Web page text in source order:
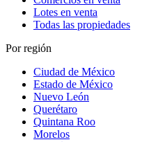
Lotes en venta
Todas las propiedades
Por región
Ciudad de México
Estado de México
Nuevo León
Querétaro
Quintana Roo
Morelos